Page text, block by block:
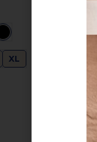
XL